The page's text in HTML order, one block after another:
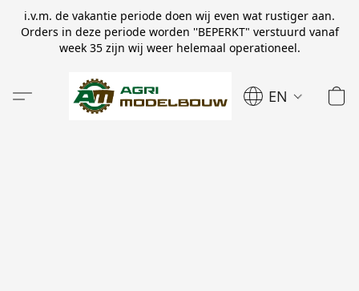
i.v.m. de vakantie periode doen wij even wat rustiger aan.
Orders in deze periode worden ''BEPERKT" verstuurd vanaf
week 35 zijn wij weer helemaal operationeel.
EN